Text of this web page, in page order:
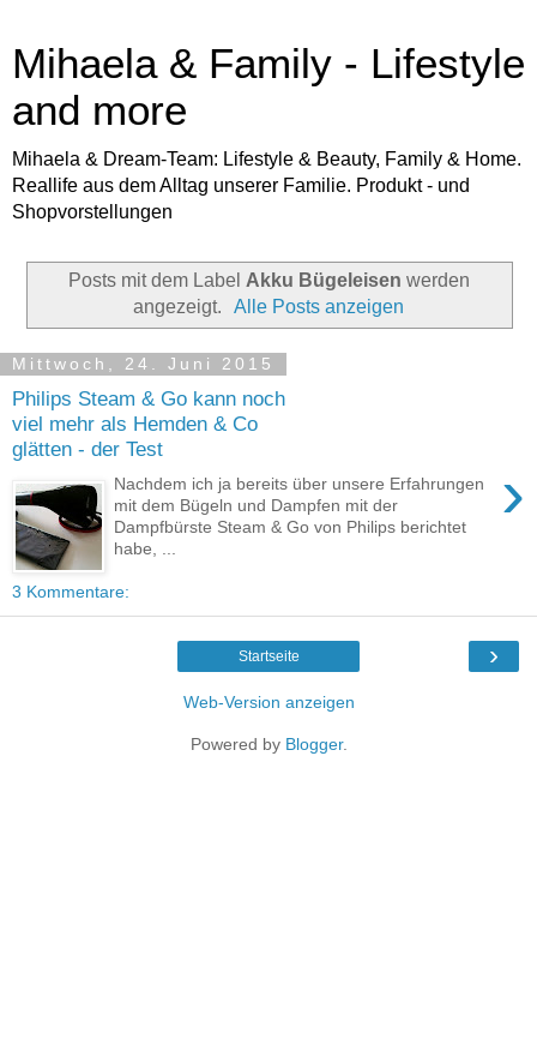
Mihaela & Family - Lifestyle
and more
Mihaela & Dream-Team: Lifestyle & Beauty, Family & Home.
Reallife aus dem Alltag unserer Familie. Produkt - und
Shopvorstellungen
Posts mit dem Label Akku Bügeleisen werden
angezeigt.
Alle Posts anzeigen
Mittwoch, 24. Juni 2015
Philips Steam & Go kann noch
viel mehr als Hemden & Co
glätten - der Test
›
Nachdem ich ja bereits über unsere Erfahrungen
mit dem Bügeln und Dampfen mit der
Dampfbürste Steam & Go von Philips berichtet
habe, ...
3 Kommentare:
›
Startseite
Web-Version anzeigen
Powered by Blogger.